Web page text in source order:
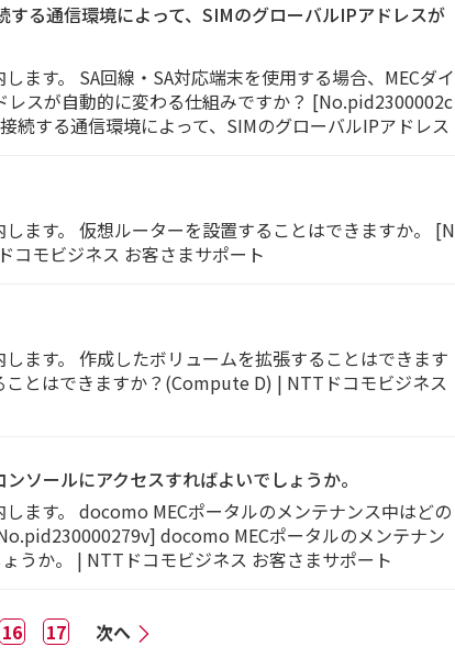
る通信環境によって、SIMのグローバルIPアドレスが
ます。 SA回線・SA対応端末を使用する場合、MECダイ
レスが自動的に変わる仕組みですか？ [No.pid2300002c
続する通信環境によって、SIMのグローバルIPアドレス
ます。 仮想ルーターを設置することはできますか。 [N
モビジネス お客さまサポート
ます。 作成したボリュームを拡張することはできます
とはできますか？(Compute D) | NTTドコモビジネス
ソールにアクセスすればよいでしょうか。
ます。 docomo MECポータルのメンテナンス中はどの
docomo MECポータルのメンテナン
うか。 | NTTドコモビジネス お客さまサポート
16 17 次へ